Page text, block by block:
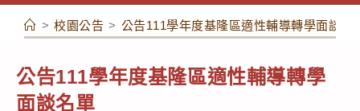
容
> 校園公告 > 公告111學年度基隆區適性輔導轉學面談名
公告111學年度基隆區適性輔導轉學
面談名單